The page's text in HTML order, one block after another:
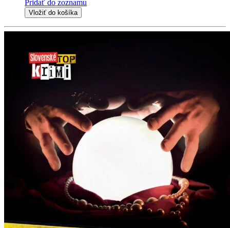
Pridať do zoznamu
Vložiť do košíka